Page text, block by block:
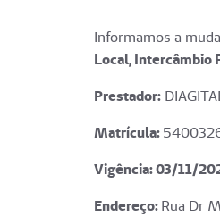
Informamos a
Local, Intercâmbio
Prestador:
Matrícula:
Vigência: 03/11/
Endereço:Rua Dr